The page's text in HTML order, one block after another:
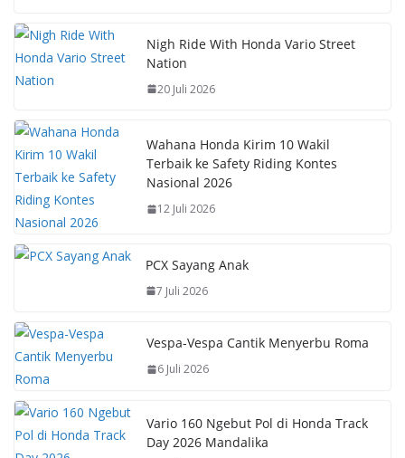
e
b
k
s
A
p
e
st
y
Li
k
Nigh Ride With Honda Vario Street
Nation
20 Juli 2026
Wahana Honda Kirim 10 Wakil
Terbaik ke Safety Riding Kontes
Nasional 2026
12 Juli 2026
PCX Sayang Anak
7 Juli 2026
Vespa-Vespa Cantik Menyerbu Roma
6 Juli 2026
Vario 160 Ngebut Pol di Honda Track
Day 2026 Mandalika